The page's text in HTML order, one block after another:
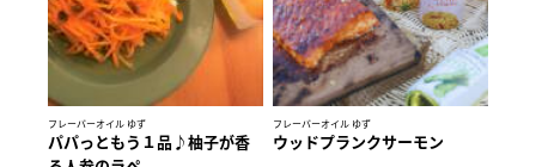
フレーバーオイル ゆず
パパっともう１品♪柚子が香
フレーバーオイル ゆず
ウッドプランクサーモン